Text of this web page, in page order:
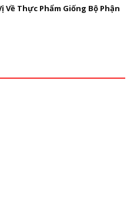
Về Thực Phẩm Giống Bộ Phận